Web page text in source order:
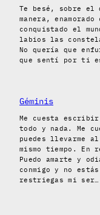
Te besé, sobre
manera,
conquistado el
labios las
No quería que
que sentí por ti
Géminis
Me cuesta
todo y nada. Me
puedes llevarme
mismo tiempo. En
Puedo amarte y
conmigo y no
restriegas mi ser…